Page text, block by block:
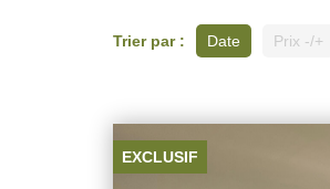
Trier par : Date Prix -/+
EXCLUSIF